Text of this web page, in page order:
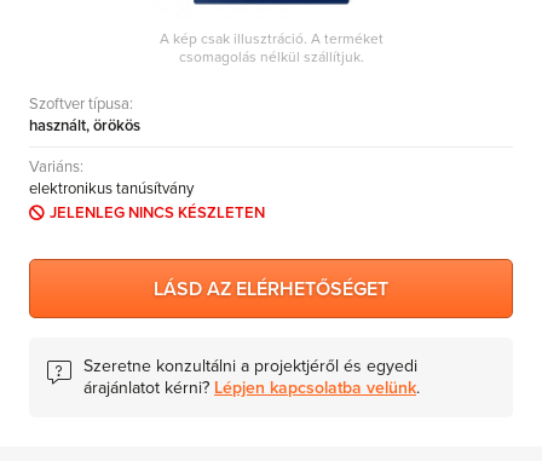
MS Skype for Business Server
MS System Center
Server CALs
A kép csak illusztráció. A terméket
csomagolás nélkül szállítjuk.
Szoftver típusa:
használt, örökös
Variáns:
elektronikus tanúsítvány
JELENLEG NINCS KÉSZLETEN
LÁSD AZ ELÉRHETŐSÉGET
Szeretne konzultálni a projektjéről és egyedi
árajánlatot kérni? Lépjen kapcsolatba velünk.